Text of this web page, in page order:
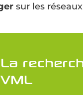
sur les réseaux
La
VML